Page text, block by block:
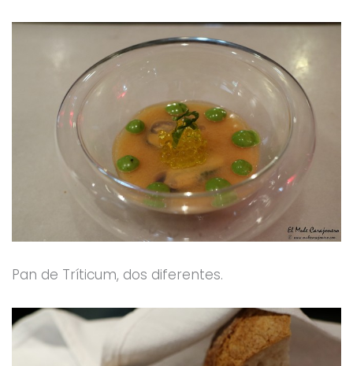
Pan de Tríticum, dos diferentes.